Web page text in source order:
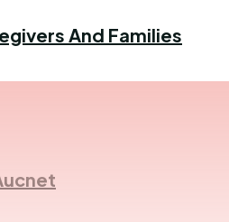
And Families